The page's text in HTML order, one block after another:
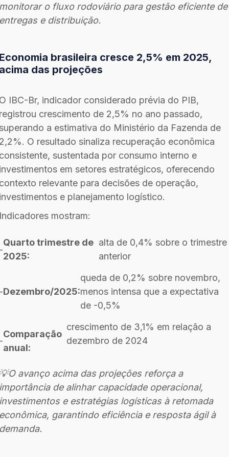
o fluxo rodoviário para gestão eficiente de
e distribuição.
brasileira cresce 2,5% em 2025,
das projeções
IBC-Br, indicador considerado prévia do PIB,
crescimento de 2,5% no ano passado,
a estimativa do Ministério da Fazenda de
O resultado sinaliza recuperação econômica
sustentada por consumo interno e
em setores estratégicos, oferecendo
relevante para decisões de operação,
e planejamento logístico.
mostram:
Quarto trimestre de
2025:
alta de 0,4% sobre o trimestre
anterior
Dezembro/2025:
queda de 0,2% sobre novembro,
menos intensa que a expectativa
de -0,5%
Comparação
anual:
crescimento de 3,1% em relação a
dezembro de 2024
avanço acima das projeções reforça a
de alinhar capacidade operacional,
e estratégias logísticas à retomada
garantindo eficiência e resposta ágil à